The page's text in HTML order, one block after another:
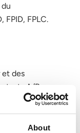
About
FPID, FPLC.
des
tests A/B
et conserve
expériences.